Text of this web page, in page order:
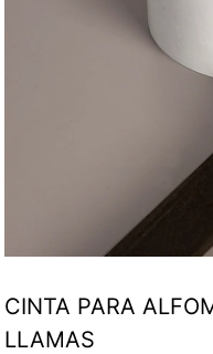
CINTA PARA
LLAMAS